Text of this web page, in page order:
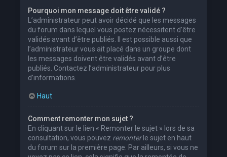
Pourquoi mon message doit être validé ?
L’administrateur peut avoir décidé que les messages
du forum dans lequel vous postez nécessitent d’être
validés avant d’être publiés. Il est possible aussi que
l’administrateur vous ait placé dans un groupe dont
les messages doivent être validés avant d’être
publiés. Contactez l’administrateur pour plus
d’informations.
Haut
Comment remonter mon sujet ?
En cliquant sur le lien « Remonter le sujet » lors de sa
consultation, vous pouvez remonterle sujet en haut
du forum sur la première page. Par ailleurs, si vous ne